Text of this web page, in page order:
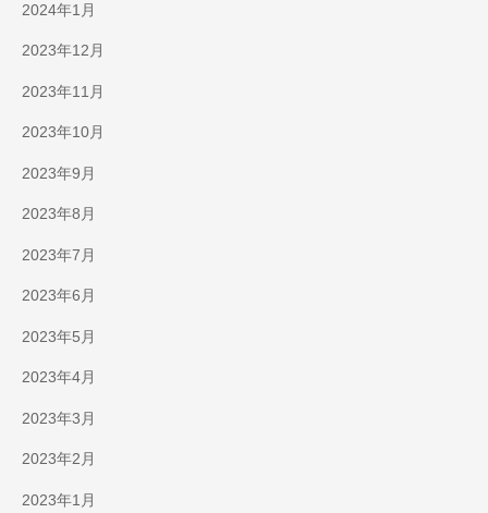
2024年1月
2023年12月
2023年11月
2023年10月
2023年9月
2023年8月
2023年7月
2023年6月
2023年5月
2023年4月
2023年3月
2023年2月
2023年1月